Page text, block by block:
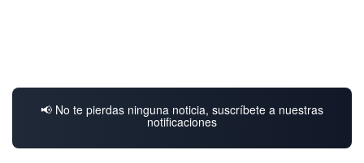
📢 No te pierdas ninguna noticia, suscríbete a nuestras
notificaciones